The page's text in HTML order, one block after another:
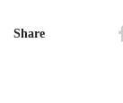
Share